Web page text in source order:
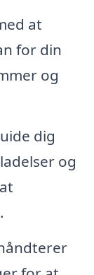
at
for din
og
dig
og